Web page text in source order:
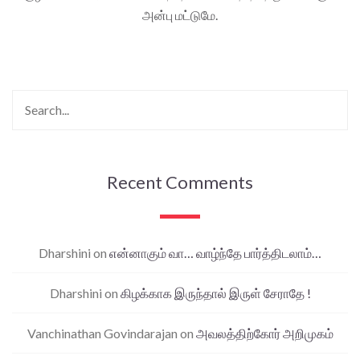
அன்பு மட்டுமே.
Recent Comments
Dharshini on என்னாகும் வா… வாழ்ந்தே பார்த்திடலாம்…
Dharshini on கிழக்காக இருந்தால் இருள் சேராதே !
Vanchinathan Govindarajan on அவலத்திற்கோர் அறிமுகம்